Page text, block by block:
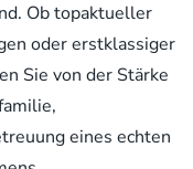
Ob topaktueller
oder erstklassiger
Sie von der Stärke
eines echten